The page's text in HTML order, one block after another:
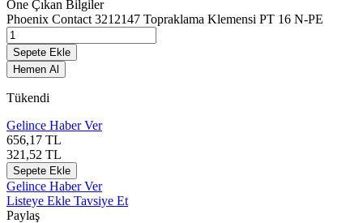
Öne Çıkan Bilgiler
Phoenix Contact 3212147 Topraklama Klemensi PT 16 N-PE
Sepete Ekle
Hemen Al
Tükendi
Gelince Haber Ver
656,17 TL
321,52 TL
Sepete Ekle
Gelince Haber Ver
Listeye Ekle Tavsiye Et
Paylaş